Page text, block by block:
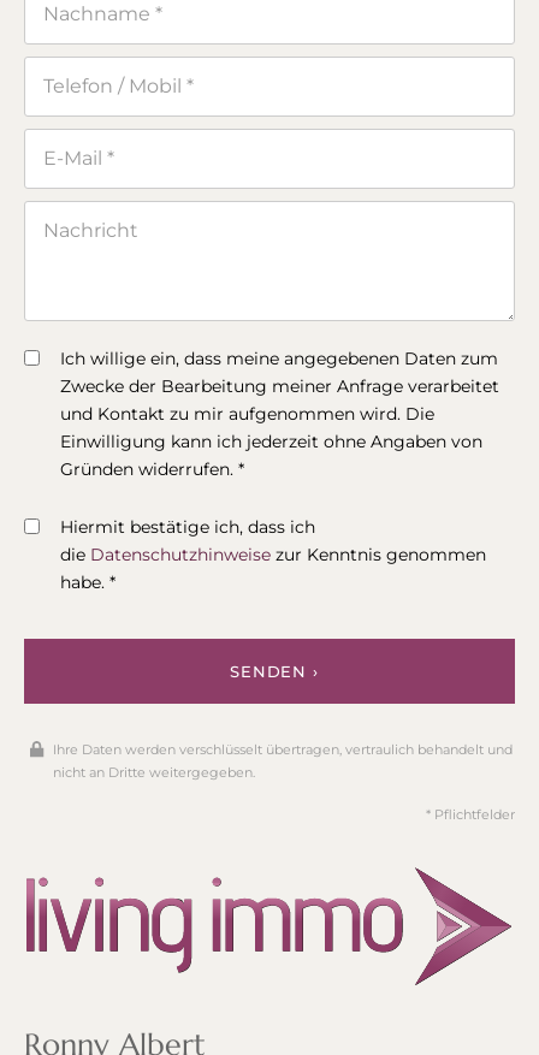
Ich willige ein, dass meine angegebenen Daten zum
Zwecke der Bearbeitung meiner Anfrage verarbeitet
und Kontakt zu mir aufgenommen wird. Die
Einwilligung kann ich jederzeit ohne Angaben von
Gründen widerrufen. *
Hiermit bestätige ich, dass ich
die Datenschutzhinweise zur Kenntnis genommen
habe. *
SENDEN ›
Ihre Daten werden verschlüsselt übertragen, vertraulich behandelt und
nicht an Dritte weitergegeben.
* Pflichtfelder
Ronny Albert